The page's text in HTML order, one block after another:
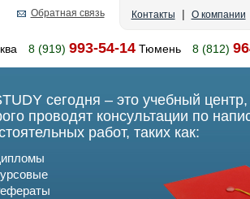
Контакты | О компании
Обратная связь
8 (919) 993-54-14Тюмень 8 (812)
сегодня – это учебный
проводят консультации по
работ, таких как: